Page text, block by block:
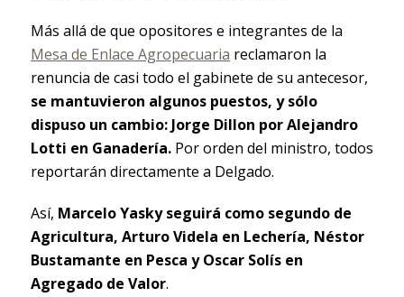
Más allá de que opositores e integrantes de la
Mesa de Enlace Agropecuaria reclamaron la
renuncia de casi todo el gabinete de su antecesor,
se mantuvieron algunos puestos, y sólo
dispuso un cambio: Jorge Dillon por Alejandro
Lotti en Ganadería.Por orden del ministro, todos
reportarán directamente a Delgado.
Así, Marcelo Yasky seguirá como segundo de
Agricultura, Arturo Videla en Lechería, Néstor
Bustamante en Pesca y Oscar Solís en
Agregado de Valor.